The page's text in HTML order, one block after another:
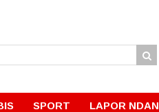
SPORT LAPOR NDAN